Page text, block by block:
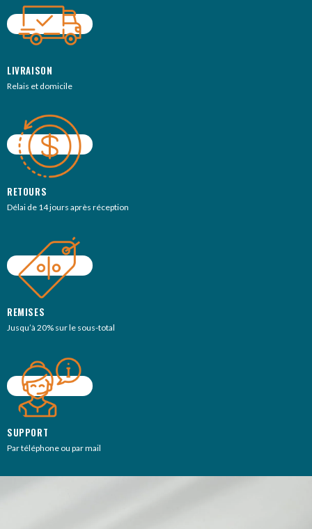
LIVRAISON
Relais et domicile
RETOURS
Délai de 14 jours après réception
REMISES
Jusqu’à 20% sur le sous-total
SUPPORT
Par téléphone ou par mail